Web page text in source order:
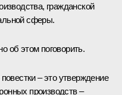
гражданской
сферы.
об этом поговорить.
– это утверждение
производств –